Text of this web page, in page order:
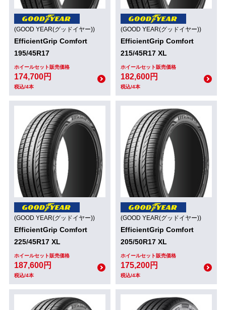
(GOOD YEAR(グッドイヤー))
EfficientGrip Comfort
195/45R17
ホイールセット販売価格
174,700円
税込/4本
(GOOD YEAR(グッドイヤー))
EfficientGrip Comfort
215/45R17 XL
ホイールセット販売価格
182,600円
税込/4本
(GOOD YEAR(グッドイヤー))
EfficientGrip Comfort
225/45R17 XL
ホイールセット販売価格
187,600円
税込/4本
(GOOD YEAR(グッドイヤー))
EfficientGrip Comfort
205/50R17 XL
ホイールセット販売価格
175,200円
税込/4本